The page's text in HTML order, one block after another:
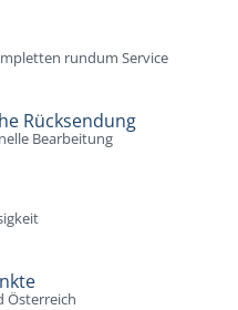
rundum Service
Rücksendung
Bearbeitung
Österreich